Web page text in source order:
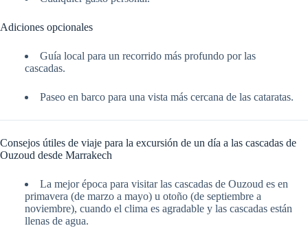
Adiciones opcionales
Guía local para un recorrido más profundo por las
cascadas.
Paseo en barco para una vista más cercana de las cataratas.
Consejos útiles de viaje para la excursión de un día a las cascadas de
Ouzoud desde Marrakech
La mejor época para visitar las cascadas de Ouzoud es en
primavera (de marzo a mayo) u otoño (de septiembre a
noviembre), cuando el clima es agradable y las cascadas están
llenas de agua.